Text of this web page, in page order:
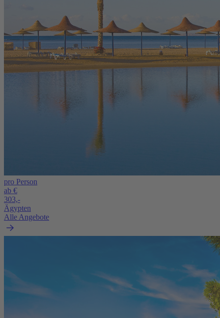
pro Person
ab €
303,-
Ägypten
Alle Angebote